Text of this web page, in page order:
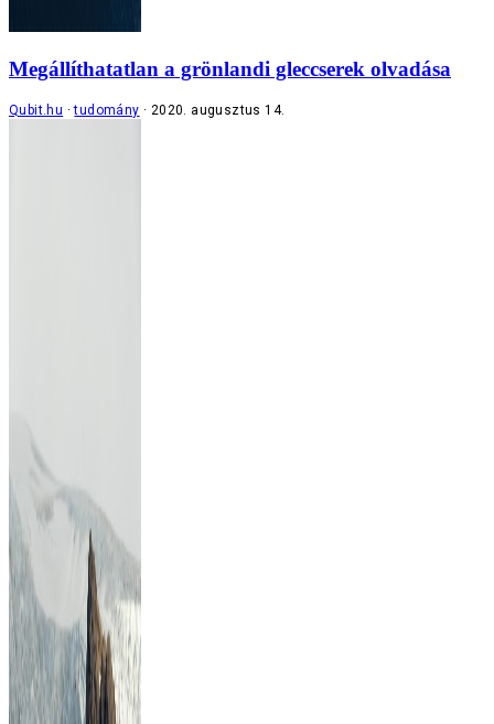
Megállíthatatlan a grönlandi gleccserek olvadása
Qubit.hu tudomány 2020. augusztus 14.